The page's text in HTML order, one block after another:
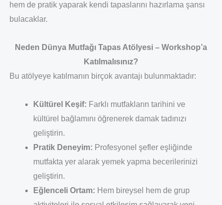
hem de pratik yaparak kendi tapaslarını hazırlama şansı
bulacaklar.
Neden Dünya Mutfağı Tapas Atölyesi – Workshop’a
Katılmalısınız?
Bu atölyeye katılmanın birçok avantajı bulunmaktadır:
Kültürel Keşif: Farklı mutfakların tarihini ve
kültürel bağlamını öğrenerek damak tadınızı
geliştirin.
Pratik Deneyim: Profesyonel şefler eşliğinde
mutfakta yer alarak yemek yapma becerilerinizi
geliştirin.
Eğlenceli Ortam: Hem bireysel hem de grup